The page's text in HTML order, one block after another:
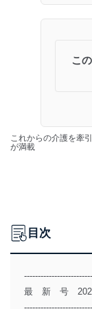
こ
これからの介護を牽
が満載
目次
最 新 号 2023